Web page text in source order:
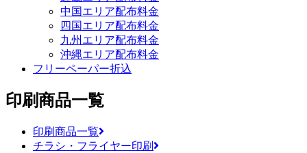
中国エリア配布料金
四国エリア配布料金
九州エリア配布料金
沖縄エリア配布料金
フリーペーパー折込
印刷商品一覧
印刷商品一覧
チラシ・フライヤー印刷